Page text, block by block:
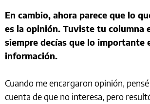
En cambio, ahora parece que lo
es la opinión. Tuviste tu columna
siempre decías que lo importante
información.
Cuando me encargaron opinión,
cuenta de que no interesa, pero